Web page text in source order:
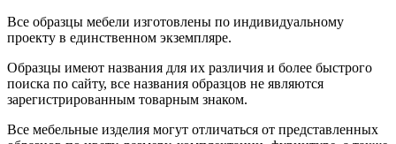
Все образцы мебели изготовлены по индивидуальному
проекту в единственном экземпляре.
Образцы имеют названия для их различия и более быстрого
поиска по сайту, все названия образцов не являются
зарегистрированным товарным знаком.
Все мебельные изделия могут отличаться от представленных